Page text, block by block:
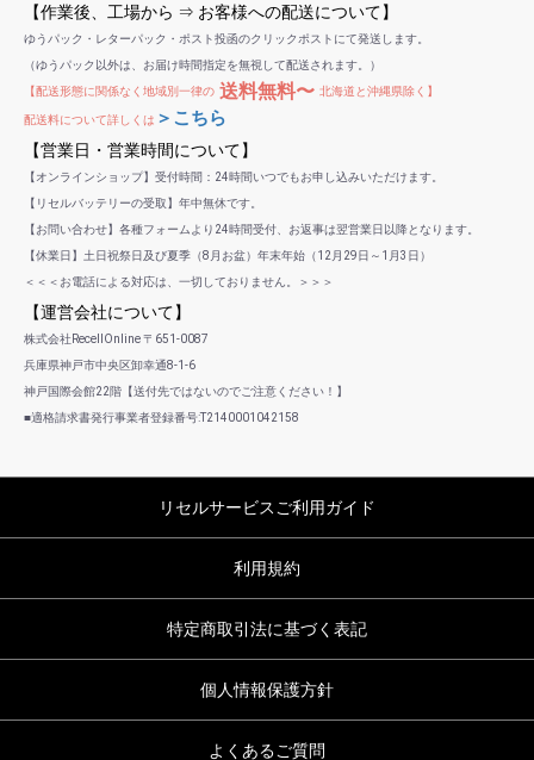
【作業後、工場から ⇒ お客様への配送について】
ゆうパック・レターパック・ポスト投函のクリックポストにて発送します。
（ゆうパック以外は、お届け時間指定を無視して配送されます。）
【配送形態に関係なく地域別一律の 送料無料〜 北海道と沖縄県除く】
配送料について詳しくは ＞こちら
【営業日・営業時間について】
【オンラインショップ】受付時間：24時間いつでもお申し込みいただけます。
【リセルバッテリーの受取】年中無休です。
【お問い合わせ】各種フォームより24時間受付、お返事は翌営業日以降となります。
【休業日】土日祝祭日及び夏季（8月お盆）年末年始（12月29日～1月3日）
＜＜＜お電話による対応は、一切しておりません。＞＞＞
【運営会社について】
株式会社RecellOnline 〒651-0087
兵庫県神戸市中央区卸幸通8-1-6
神戸国際会館22階【送付先ではないのでご注意ください！】
■適格請求書発行事業者登録番号:T2140001042158
リセルサービスご利用ガイド
利用規約
特定商取引法に基づく表記
個人情報保護方針
よくあるご質問